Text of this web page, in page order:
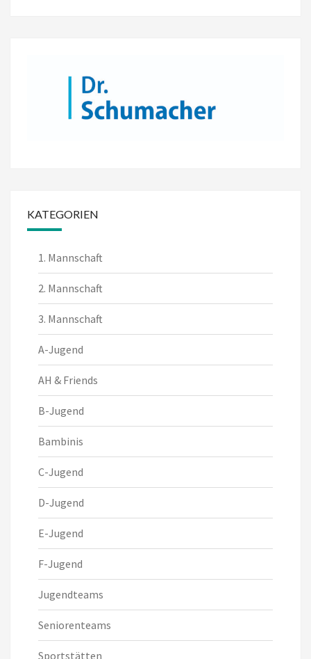
KATEGORIEN
1. Mannschaft
2. Mannschaft
3. Mannschaft
A-Jugend
AH & Friends
B-Jugend
Bambinis
C-Jugend
D-Jugend
E-Jugend
F-Jugend
Jugendteams
Seniorenteams
Sportstätten